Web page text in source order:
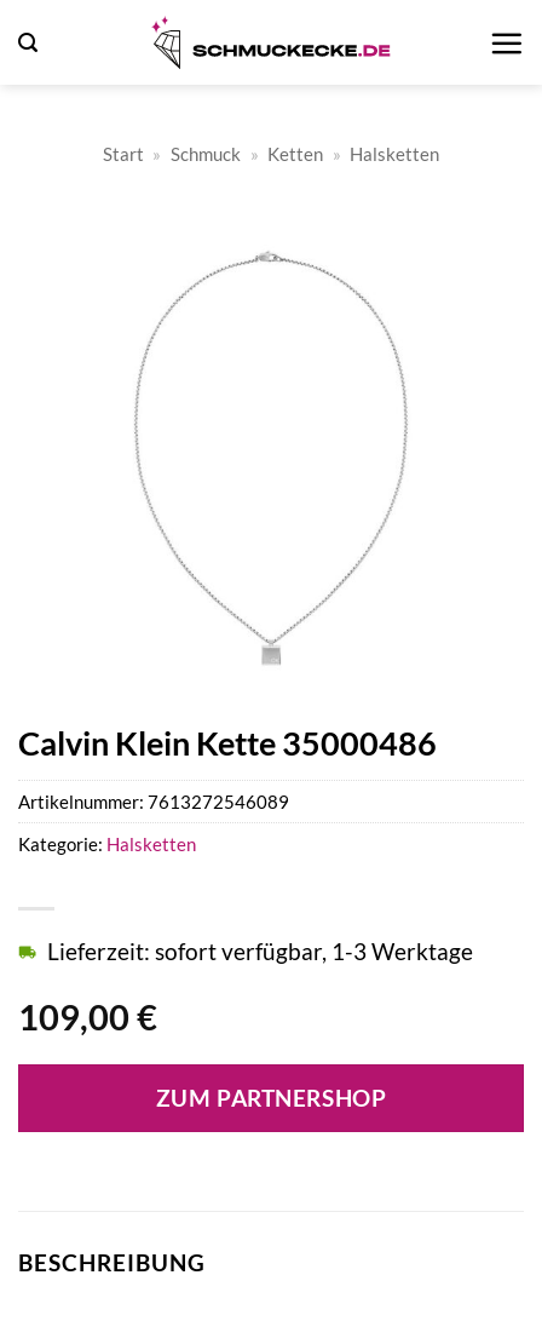
Inhalt
Start » Schmuck » Ketten » Halsketten
Calvin Klein Kette 35000486
109,00 €
Lieferzeit: sofort verfügbar, 1-3 Werktage
ZUM PARTNERSHOP
Artikelnummer: 7613272546089
Kategorie: Halsketten
BESCHREIBUNG